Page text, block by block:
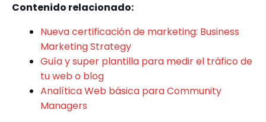
Contenido relacionado:
Nueva certificación de marketing: Business
Marketing Strategy
Guía y super plantilla para medir el tráfico de
tu web o blog
Analítica Web básica para Community
Managers